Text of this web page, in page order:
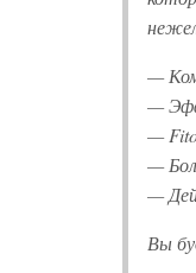
—
—
—
—
—
Вы